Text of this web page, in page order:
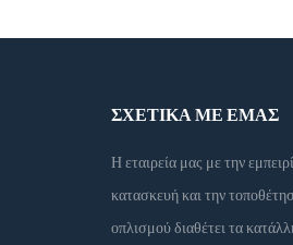
ΣΧΕΤΙΚΆ ΜΕ ΕΜΆΣ
Η εταιρεία μας με την
κατασκευή και την
οπλισμού διαθέτει τα